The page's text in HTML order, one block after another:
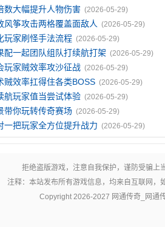
数大幅提升人物伤害 (2026-05-29)
风筝攻击两格覆盖面敌人 (2026-05-29)
玩家刷怪手法流程 (2026-05-29)
配一起团队组队打续航打架 (2026-05-29)
玩家贼效率攻沙征战 (2026-05-29)
贼效率扛得住各类BOSS (2026-05-29)
航玩家值当尝试体验 (2026-05-29)
带你玩转传奇赛场 (2026-05-29)
一把玩家全方位提升战力 (2026-05-29)
拒绝盗版游戏，注意自我保护，谨防受骗上
注释：本站发布所有游戏信息，均来自互联网
Copyright 2026-2027 网通传奇_网通